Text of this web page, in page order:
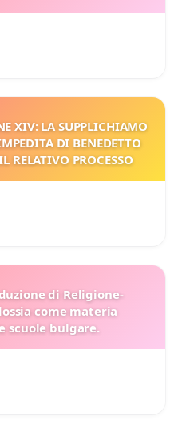
XIV: LA SUPPLICHIAMO
DI BENEDETTO
RELATIVO PROCESSO
di Religione-
come materia
scuole bulgare.